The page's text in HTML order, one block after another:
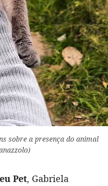
sobre a presença do animal
Pet, Gabriela